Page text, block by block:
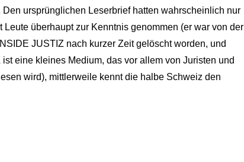
Den ursprünglichen Leserbrief hatten wahrscheinlich nur
Leute überhaupt zur Kenntnis genommen (er war von der
JUSTIZ nach kurzer Zeit gelöscht worden, und
ist eine kleines Medium, das vor allem von Juristen und
wird), mittlerweile kennt die halbe Schweiz den